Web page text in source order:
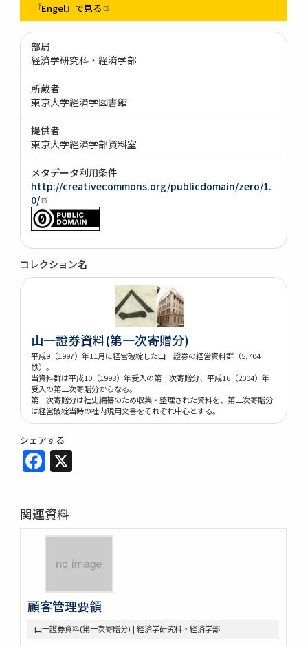
『Engel』で見る
部局
経済学研究科・経済学部
所蔵者
東京大学経済学図書館
提供者
東京大学経済学部資料室
メタデータ利用条件
http://creativecommons.org/publicdomain/zero/1.
0/
コレクション名
山一證券資料(第一次寄贈分)
平成9（1997）年11月に経営破綻した山一證券の経営資料群（5,704
帙）。
当資料群は平成10（1998）年受入の第一次寄贈分、平成16（2004）年
受入の第二次寄贈分からなる。
第一次寄贈分は社史編纂のため収集・整理された資料を、第二次寄贈分
は経営破綻当時の社内現用文書をそれぞれ中心とする。
シェアする
Facebook
関連資料
顧客管理要領
山一證券資料(第一次寄贈分) | 経済学研究科・経済学部